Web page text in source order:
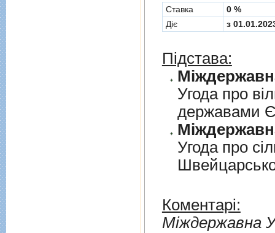
Cтавка
0 %
Діє
з
Підстава:
Угода про
державами
Угода про
Коментарі:
Мiждержавна